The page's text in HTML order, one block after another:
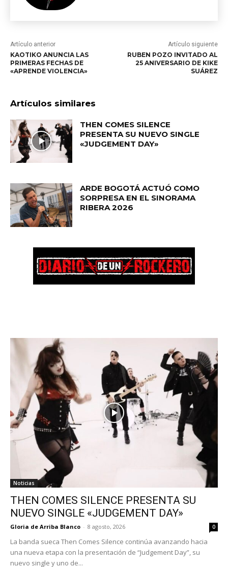
Artículo anterior
KAOTIKO ANUNCIA LAS
PRIMERAS FECHAS DE
«APRENDE VIOLENCIA»
Artículo siguiente
RUBEN POZO INVITADO AL
25 ANIVERSARIO DE KIKE
SUÁREZ
Artículos similares
THEN COMES SILENCE
PRESENTA SU NUEVO SINGLE
«JUDGEMENT DAY»
ARDE BOGOTÁ ACTUÓ COMO
SORPRESA EN EL SINORAMA
RIBERA 2026
Noticias
THEN COMES SILENCE PRESENTA SU
NUEVO SINGLE «JUDGEMENT DAY»
Gloria de Arriba Blanco - 8 agosto, 2026 0
La banda sueca Then Comes Silence continúa avanzando hacia
una nueva etapa con la presentación de “Judgement Day”, su
nuevo single y uno de...